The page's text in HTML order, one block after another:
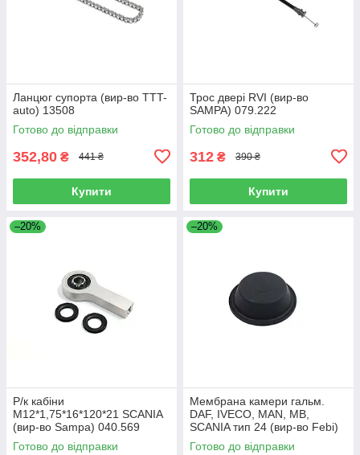
Ланцюг супорта (вир-во TTT-
auto) 13508
Готово до відправки
352,80 ₴ 441 ₴
Купити
Трос двері RVI (вир-во
SAMPA) 079.222
Готово до відправки
312 ₴ 390 ₴
Купити
–20%
Р/к кабіни
M12*1,75*16*120*21 SCANIA
(вир-во Sampa) 040.569
Готово до відправки
–20%
Мембрана камери гальм.
DAF, IVECO, MAN, MB,
SCANIA тип 24 (вир-во Febi)
07103
Готово до відправки